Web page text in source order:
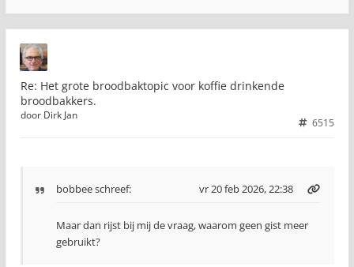
Re: Het grote broodbaktopic voor koffie drinkende
broodbakkers.
6515
door Dirk Jan
bobbeeschreef: vr 20 feb 2026, 22:38
Maar dan rijst bij mij de vraag, waarom geen gist meer
gebruikt?